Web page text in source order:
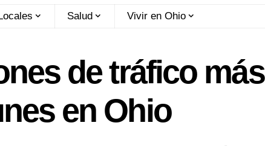
Salud Vivir en Ohio
de tráfico más
en Ohio